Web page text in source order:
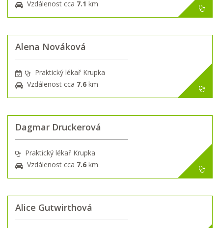
Vzdálenost cca 7.1 km
Alena Nováková
Praktický lékař Krupka
Vzdálenost cca 7.6 km
Dagmar Druckerová
Praktický lékař Krupka
Vzdálenost cca 7.6 km
Alice Gutwirthová